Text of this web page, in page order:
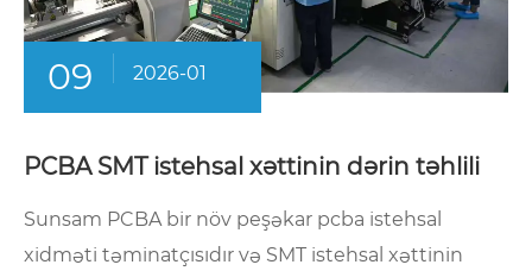
09 2026-01
PCBA SMT istehsal xəttinin dərin təhlili
Sunsam PCBA bir növ peşəkar pcba istehsal
xidməti təminatçısıdır və SMT istehsal xəttinin